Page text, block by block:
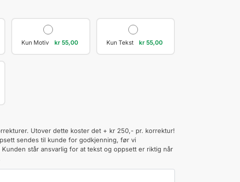
Kun Motiv kr 55,00 Kun Tekst kr 55,00
Utover dette koster det + kr 250,- pr. korrektur!
sendes til kunde for godkjenning, før vi
står ansvarlig for at tekst og oppsett er riktig når